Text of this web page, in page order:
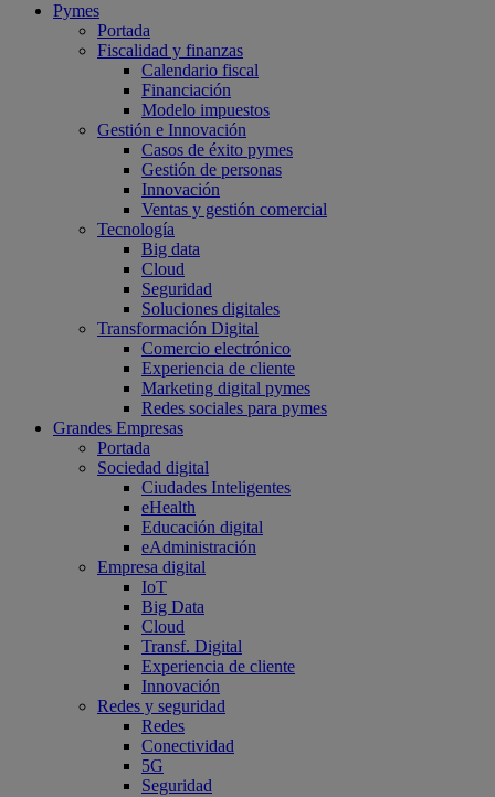
Pymes
Portada
Fiscalidad y finanzas
Calendario fiscal
Financiación
Modelo impuestos
Gestión e Innovación
Casos de éxito pymes
Gestión de personas
Innovación
Ventas y gestión comercial
Tecnología
Big data
Cloud
Seguridad
Soluciones digitales
Transformación Digital
Comercio electrónico
Experiencia de cliente
Marketing digital pymes
Redes sociales para pymes
Grandes Empresas
Portada
Sociedad digital
Ciudades Inteligentes
eHealth
Educación digital
eAdministración
Empresa digital
IoT
Big Data
Cloud
Transf. Digital
Experiencia de cliente
Innovación
Redes y seguridad
Redes
Conectividad
5G
Seguridad